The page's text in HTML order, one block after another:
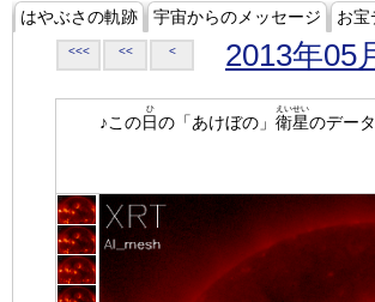
はやぶさの軌跡 宇宙からのメッセージ お宝
<<< << < 2013年05
♪この日
ひ
の「あけぼの」 衛星
えいせい
のデー